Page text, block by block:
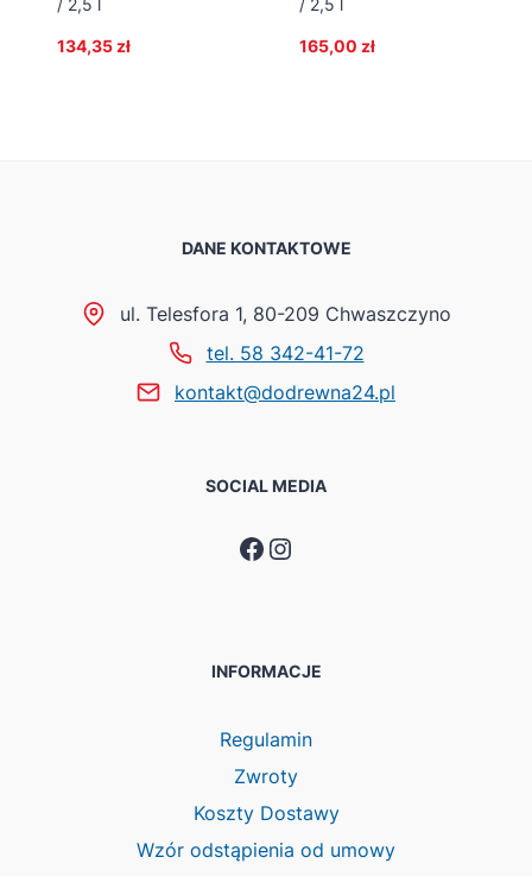
134,35 zł 165,00 zł
DANE KONTAKTOWE
ul. Telesfora 1, 80-209 Chwaszczyno
tel. 58 342-41-72
kontakt@dodrewna24.pl
SOCIAL MEDIA
Facebook
Instagram
INFORMACJE
Regulamin
Zwroty
Koszty Dostawy
Wzór odstąpienia od umowy